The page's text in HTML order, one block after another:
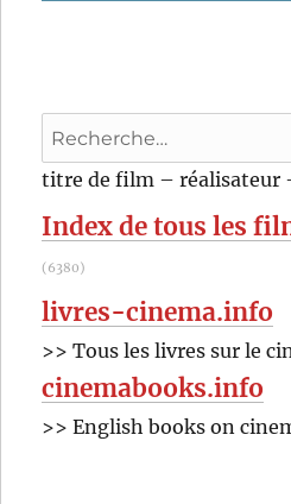
Recherche
pour
:
titre de film – réalisateur
Index de tous les
(6380)
livres-cinema.info
>> Tous les livres sur le
cinemabooks.info
>> English books on